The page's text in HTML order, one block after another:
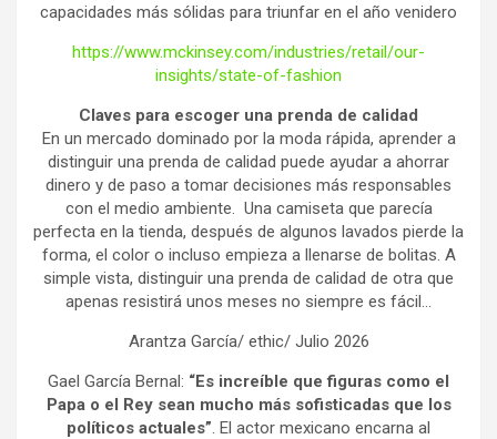
capacidades más sólidas para triunfar en el año venidero
https://www.mckinsey.com/industries/retail/our-
insights/state-of-fashion
Claves para escoger una prenda de calidad
En un mercado dominado por la moda rápida, aprender a
distinguir una prenda de calidad puede ayudar a ahorrar
dinero y de paso a tomar decisiones más responsables
con el medio ambiente. Una camiseta que parecía
perfecta en la tienda, después de algunos lavados pierde la
forma, el color o incluso empieza a llenarse de bolitas. A
simple vista, distinguir una prenda de calidad de otra que
apenas resistirá unos meses no siempre es fácil…
Arantza García/ ethic/ Julio 2026
Gael García Bernal: “Es increíble que figuras como el
Papa o el Rey sean mucho más sofisticadas que los
políticos actuales”. El actor mexicano encarna al